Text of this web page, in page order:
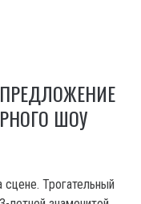
ШОУ
Трогательный